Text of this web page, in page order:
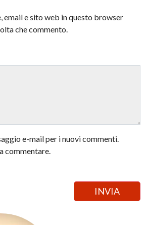
email e sito web in questo browser
che commento.
e-mail per i nuovi commenti.
commentare.